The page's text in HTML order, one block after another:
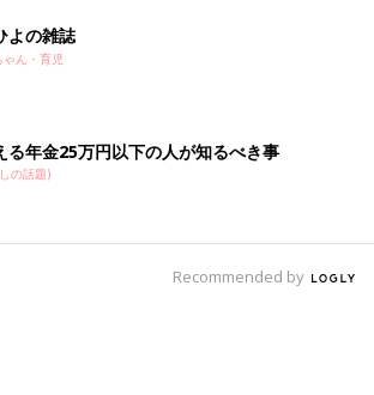
庫、乾物棚など、食べられるものがどのくら
を把握しましょう。
問題とかフードロスという観点で買い物をす
は思っています。食費の節約は、買わないで
は食べ切るとことだからです。
つまでも残っているものがあれば、それは買
だということに気づき、無駄を減らすことが
の量を見直すきっかけにも役立ちます。
よの雑誌
ゃん・育児
る年金25万円以下の人が知るべき事
の話題)
Recommended by